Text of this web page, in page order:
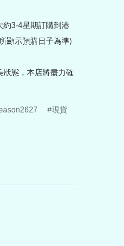
約3-4星期訂購到港
顯示預購日子為準)
狀態，本店將盡力確
現貨